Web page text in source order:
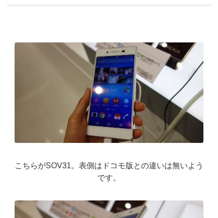
こちらがSOV31。表側はドコモ版との違いは無いよう
です。